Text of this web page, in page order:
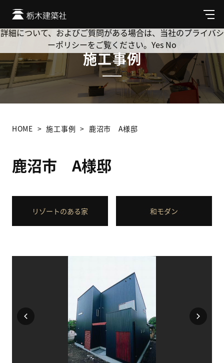
メ
ニ
ュ
施工事例
HOME 施工事例 鹿沼市 A様邸
鹿沼市 A様邸
リゾートのある家 和モダン
Cookie を使用して、お客様の活動を追跡してもよろしいです
か? 当社ではお客様のプライバシーを極めて重視しています。
詳細について、およびご質問がある場合は、当社のプライバシ
ーポリシーをご覧ください。 Yes No